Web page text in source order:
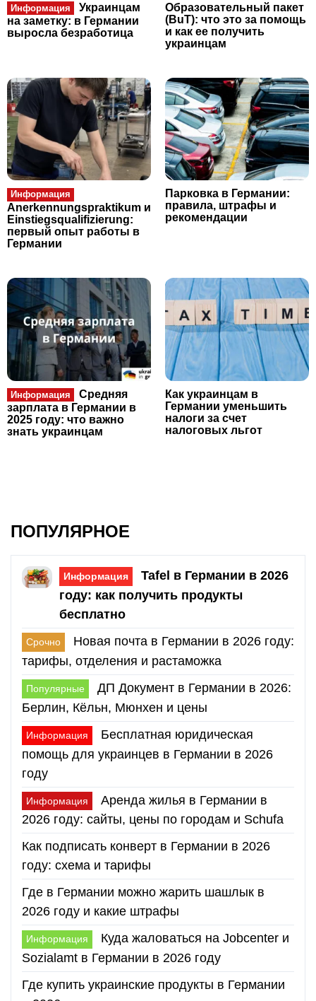
Информация
Украинцам
на заметку: в Германии
выросла безработица
Образовательный пакет
(BuT): что это за помощь
и как ее получить
украинцам
Информация
Anerkennungspraktikum и
Einstiegsqualifizierung:
первый опыт работы в
Германии
Парковка в Германии:
правила, штрафы и
рекомендации
Информация
Средняя
зарплата в Германии в
2025 году: что важно
знать украинцам
Как украинцам в
Германии уменьшить
налоги за счет
налоговых льгот
ПОПУЛЯРНОЕ
Информация
Tafel в Германии в 2026
году: как получить продукты
бесплатно
Срочно
Новая почта в Германии в 2026 году:
тарифы, отделения и растаможка
Популярные
ДП Документ в Германии в 2026:
Берлин, Кёльн, Мюнхен и цены
Информация
Бесплатная юридическая
помощь для украинцев в Германии в 2026
году
Информация
Аренда жилья в Германии в
2026 году: сайты, цены по городам и Schufa
Как подписать конверт в Германии в 2026
году: схема и тарифы
Где в Германии можно жарить шашлык в
2026 году и какие штрафы
Информация
Куда жаловаться на Jobcenter и
Sozialamt в Германии в 2026 году
Где купить украинские продукты в Германии